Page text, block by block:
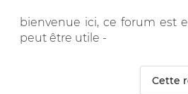
bienvenue ici, ce forum est
peut être utile -
Cette